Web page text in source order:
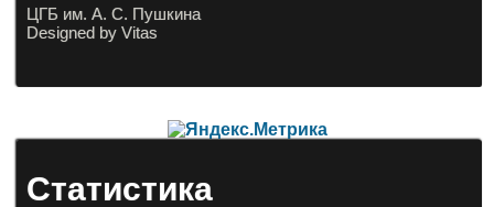
ЦГБ им. А. С. Пушкина
Designed by Vitas
Статистика